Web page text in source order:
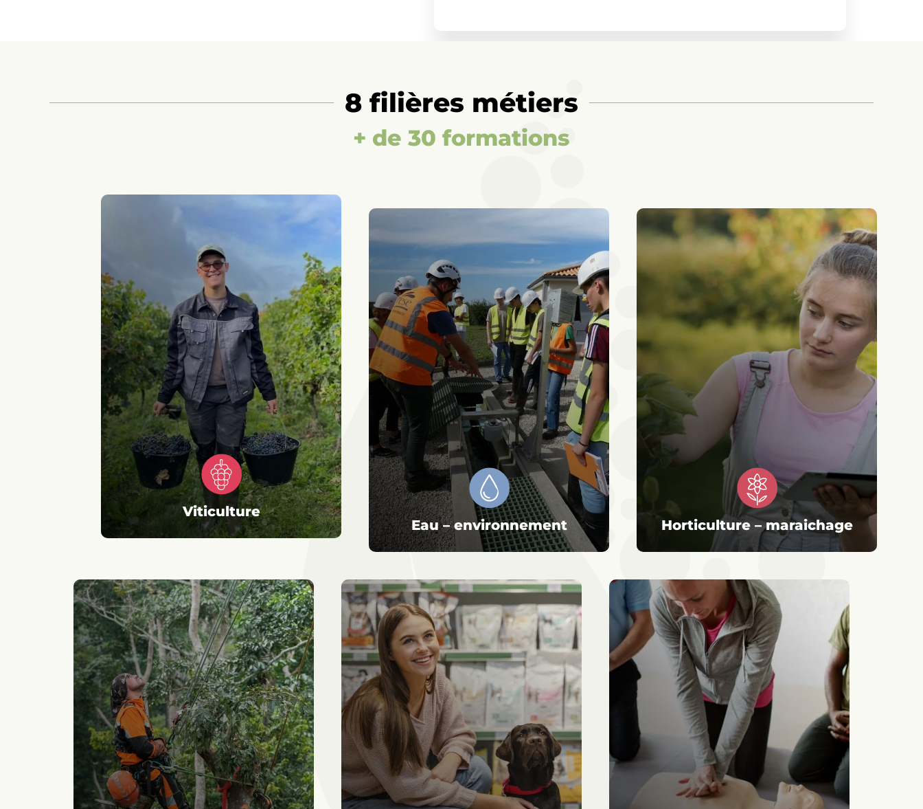
8 filières métiers
+ de 30 formations
Générale
technologique
Agriculture
et
élevage
Viticulture
Eau – environnement
Horticulture – maraichage